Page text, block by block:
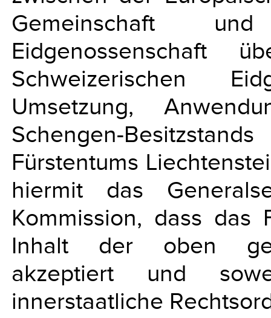
Gemeinschaft
Eidgenossenschaft
Schweizerischen
Umsetzung,
Schengen-
Fürstentums
hiermit das
Kommission, dass das
Inhalt der oben
akzeptiert und
innerstaatliche